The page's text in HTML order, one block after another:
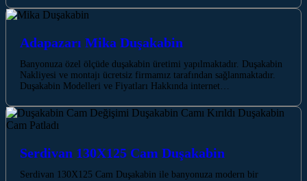
Adapazarı Mika Duşakabin
Banyonuza özel ölçüde duşakabin üretimi yapılmaktadır. Duşakabin
Nakliyesi ve montajı ücretsiz firmamız tarafından sağlanmaktadır.
Duşakabin Modelleri ve Fiyatları Hakkında internet…
Serdivan 130X125 Cam Duşakabin
Serdivan 130X125 Cam Duşakabin ile banyonuza modern bir